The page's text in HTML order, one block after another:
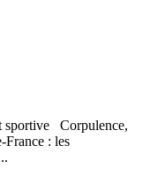
sportive Corpulence,
France : les